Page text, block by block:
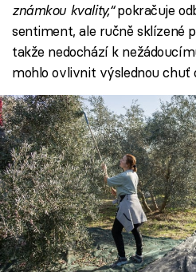
známkou kvality,“pokračuje
sentiment, ale ručně sklízené
takže nedochází k
mohlo ovlivnit výslednou chuť